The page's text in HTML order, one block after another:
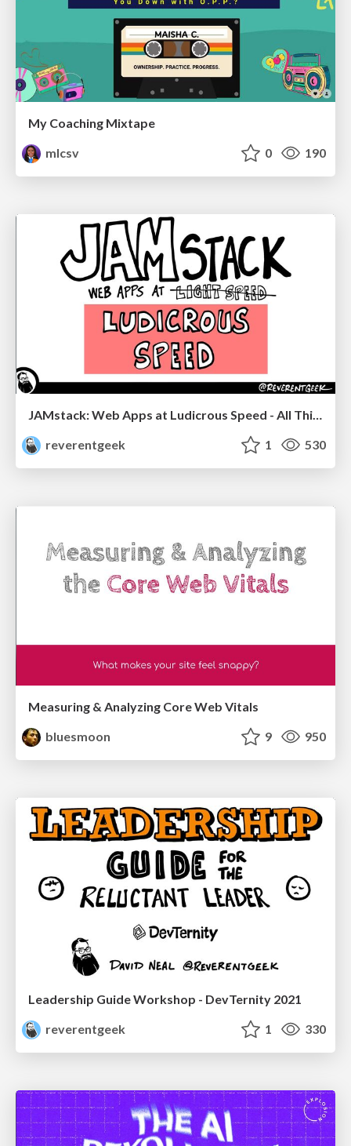
My Coaching Mixtape
mlcsv
0 190
JAMstack: Web Apps at Ludicrous Speed - All Things Open 2022
reverentgeek
1 530
Measuring & Analyzing Core Web Vitals
bluesmoon
9 950
Leadership Guide Workshop - DevTernity 2021
reverentgeek
1 330